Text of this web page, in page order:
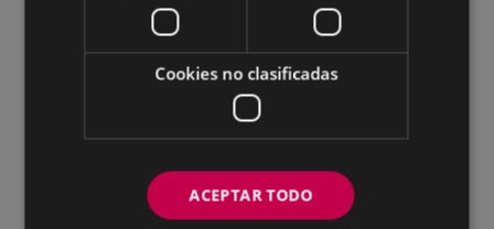
Cookies no clasificadas
ACEPTAR TODO